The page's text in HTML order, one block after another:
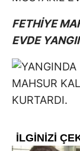
FETHİYE
EVDE